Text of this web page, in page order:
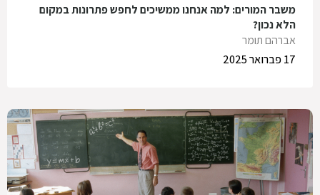
משבר המורים: למה אנחנו ממשיכים לחפש פתרונות במקום
הלא נכון?
אברהם תומר
17 פברואר 2025